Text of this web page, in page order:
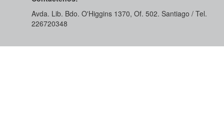
Avda. Lib. Bdo. O'Higgins 1370, Of. 502. Santiago / Tel.
226720348